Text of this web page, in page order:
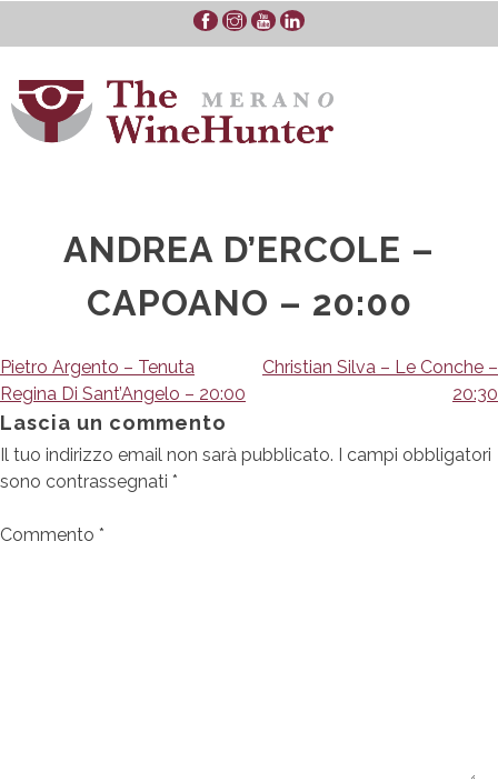
ANDREA D’ERCOLE –
CAPOANO – 20:00
Navigazione
articoli
Pietro Argento – Tenuta
Regina Di Sant’Angelo – 20:00
Christian Silva – Le Conche –
20:30
Lascia un commento
Il tuo indirizzo email non sarà pubblicato. I campi obbligatori
sono contrassegnati *
Commento *